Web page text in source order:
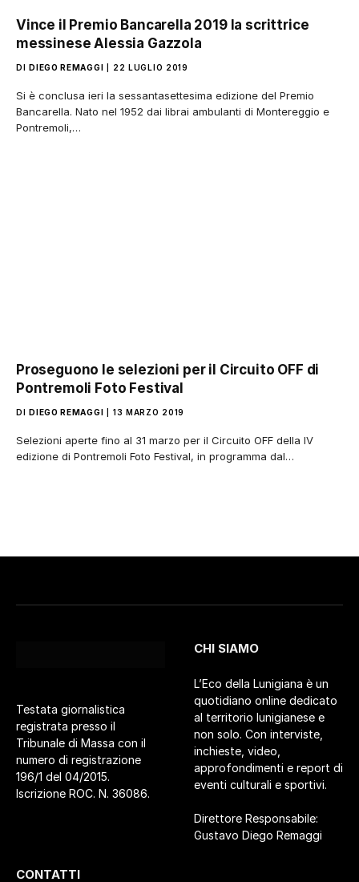
Vince il Premio Bancarella 2019 la scrittrice
messinese Alessia Gazzola
DI DIEGO REMAGGI 22 LUGLIO 2019
Si è conclusa ieri la sessantasettesima edizione del Premio
Bancarella. Nato nel 1952 dai librai ambulanti di Montereggio e
Pontremoli,…
Proseguono le selezioni per il Circuito OFF di
Pontremoli Foto Festival
DI DIEGO REMAGGI 13 MARZO 2019
Selezioni aperte fino al 31 marzo per il Circuito OFF della IV
edizione di Pontremoli Foto Festival, in programma dal…
Testata giornalistica
registrata presso il
Tribunale di Massa con il
numero di registrazione
196/1 del 04/2015.
Iscrizione ROC. N. 36086.
CHI SIAMO
L’Eco della Lunigiana è un
quotidiano online dedicato
al territorio lunigianese e
non solo. Con interviste,
inchieste, video,
approfondimenti e report di
eventi culturali e sportivi.
Direttore Responsabile:
Gustavo Diego Remaggi
CONTATTI